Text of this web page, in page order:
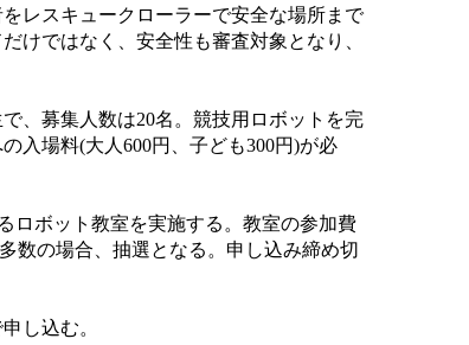
レスキュークローラーで安全な場所まで
けではなく、安全性も審査対象となり、
、募集人数は20名。競技用ロボットを完
入場料(大人600円、子ども300円)が必
ロボット教室を実施する。教室の参加費
数の場合、抽選となる。申し込み締め切
し込む。